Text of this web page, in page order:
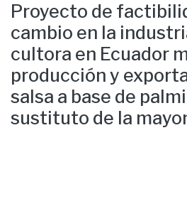
Proyecto de
cambio en la
cultora en Ecuador
producción y
salsa a base de
sustituto de la